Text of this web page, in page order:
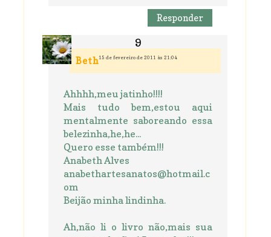
Responder
Beth15 de fevereiro de 2011 às 21:04
Ahhhh,meu jatinho!!!!
Mais tudo bem,estou aqui
mentalmente saboreando essa
belezinha,he,he...
Quero esse também!!!
Anabeth Alves
anabethartesanatos@hotmail.c
om
Beijão minha lindinha.
Ah,não li o livro não,mais sua